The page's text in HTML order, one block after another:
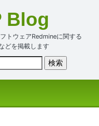
Blog
トウェアRedmineに関する
どを掲載します